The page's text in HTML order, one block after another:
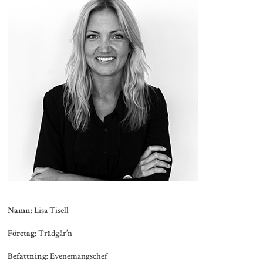
Namn: Lisa Tisell
Företag: Trädgår’n
Befattning: Evenemangschef